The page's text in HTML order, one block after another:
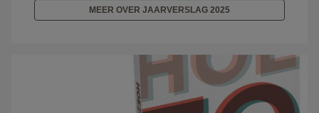
MEER OVER JAARVERSLAG 2025